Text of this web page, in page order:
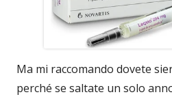
Ma mi raccomando dovete
perché se saltate un solo